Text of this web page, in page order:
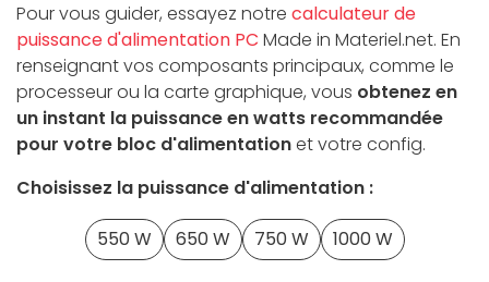
Pour vous guider, essayez notre calculateur de
puissance d'alimentation PC Made in Materiel.net. En
renseignant vos composants principaux, comme le
processeur ou la carte graphique, vous obtenez en
un instant la puissance en watts recommandée
pour votre bloc d'alimentationet votre config.
Choisissez la puissance d'alimentation :
550 W 650 W 750 W 1000 W